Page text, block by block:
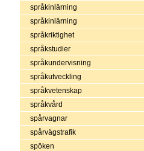
språkinlärning
språkinlärning
språkriktighet
språkstudier
språkundervisning
språkutveckling
språkvetenskap
språkvård
spårvagnar
spårvägstrafik
spöken